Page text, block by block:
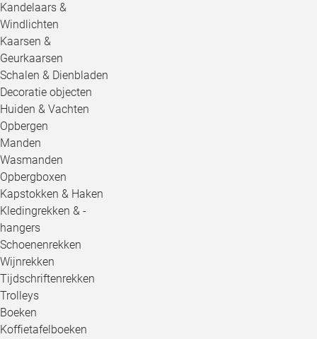
Kandelaars &
Windlichten
Kaarsen &
Geurkaarsen
Schalen & Dienbladen
Decoratie objecten
Huiden & Vachten
Opbergen
Manden
Wasmanden
Opbergboxen
Kapstokken & Haken
Kledingrekken & -
hangers
Schoenenrekken
Wijnrekken
Tijdschriftenrekken
Trolleys
Boeken
Koffietafelboeken